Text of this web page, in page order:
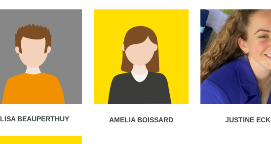
LISA BEAUPERTHUY AMELIA BOISSARD JUSTINE ECK